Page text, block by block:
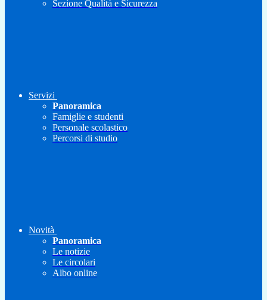
Sezione Qualità e Sicurezza
Servizi
Panoramica
Famiglie e studenti
Personale scolastico
Percorsi di studio
Novità
Panoramica
Le notizie
Le circolari
Albo online